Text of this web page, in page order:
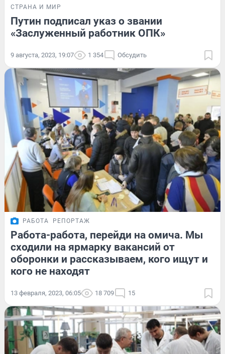
СТРАНА И МИР
Путин подписал указ о звании
«Заслуженный работник ОПК»
9 августа, 2023, 19:07 1 354 Обсудить
РАБОТА РЕПОРТАЖ
Работа-работа, перейди на омича. Мы
сходили на ярмарку вакансий от
оборонки и рассказываем, кого ищут и
кого не находят
13 февраля, 2023, 06:05 18 709 15